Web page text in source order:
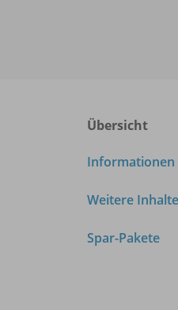
Übersicht
Informationen
Weitere
Spar-Pakete